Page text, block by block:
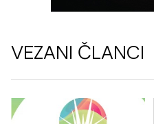
VEZANI ČLANCI